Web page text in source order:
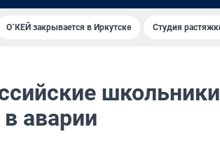
О`КЕЙ закрывается в Иркутске Студия
школьники
аварии